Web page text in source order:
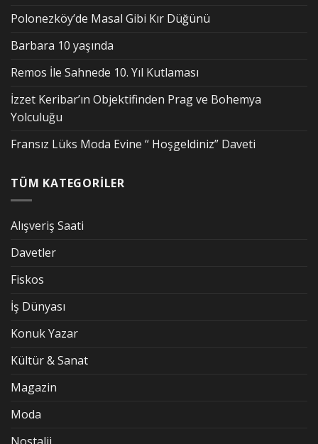
Polonezköy’de Masal Gibi Kır Düğünü
Barbara 10 yaşında
Remos İle Sahnede 10. Yıl Kutlaması
İzzet Keribar’ın Objektifinden Prag ve Bohemya
Yolculuğu
Fransız Lüks Moda Evine “ Hoşgeldiniz” Daveti
TÜM KATEGORİLER
Alışveriş Saati
Davetler
Fiskos
İş Dünyası
Konuk Yazar
Kültür & Sanat
Magazin
Moda